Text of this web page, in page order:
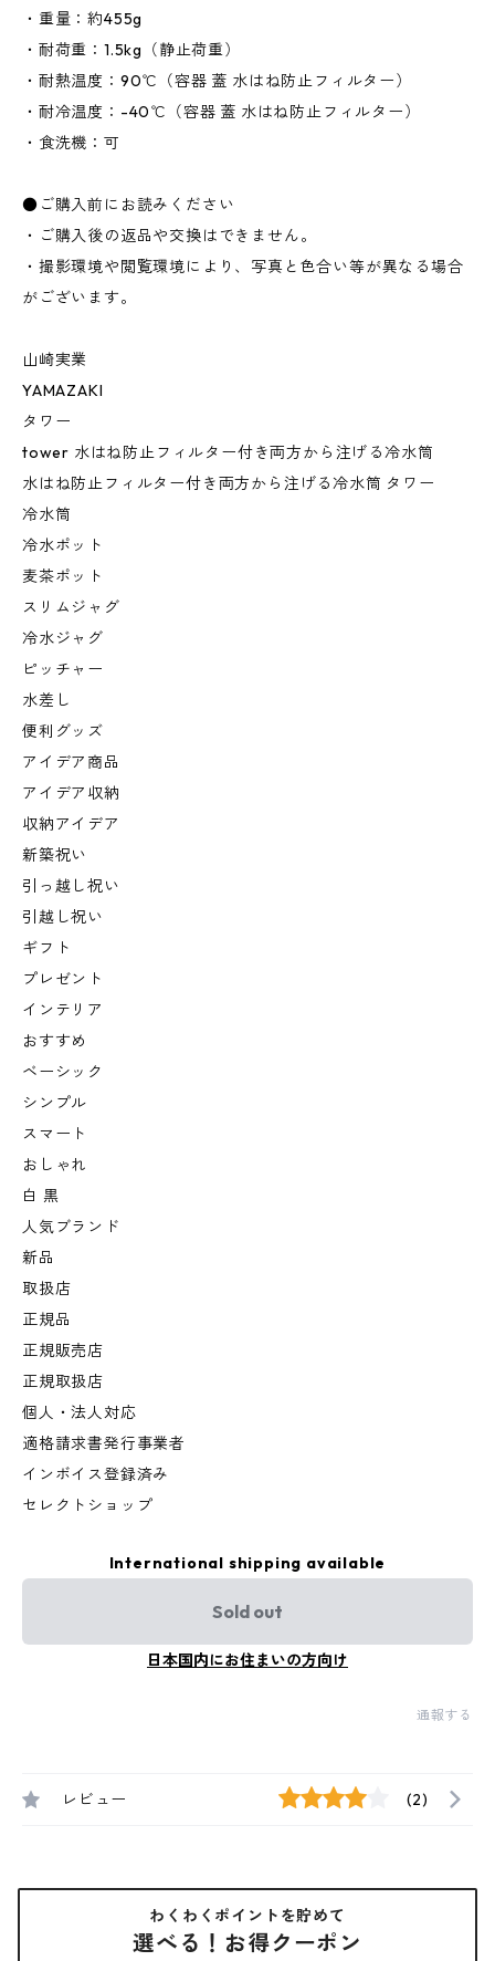
・重量：約455g
・耐荷重：1.5kg（静止荷重）
・耐熱温度：90℃（容器 蓋 水はね防止フィルター）
・耐冷温度：-40℃（容器 蓋 水はね防止フィルター）
・食洗機：可
●ご購入前にお読みください
・ご購入後の返品や交換はできません。
・撮影環境や閲覧環境により、写真と色合い等が異なる場合
がございます。
山崎実業
YAMAZAKI
タワー
tower 水はね防止フィルター付き両方から注げる冷水筒
水はね防止フィルター付き両方から注げる冷水筒 タワー
冷水筒
冷水ポット
麦茶ポット
スリムジャグ
冷水ジャグ
ピッチャー
水差し
便利グッズ
アイデア商品
アイデア収納
収納アイデア
新築祝い
引っ越し祝い
引越し祝い
ギフト
プレゼント
インテリア
おすすめ
ベーシック
シンプル
スマート
おしゃれ
白 黒
人気ブランド
新品
取扱店
正規品
正規販売店
正規取扱店
個人・法人対応
適格請求書発行事業者
インボイス登録済み
セレクトショップ
International shipping available
Sold out
日本国内にお住まいの方向け
通報する
レビュー (2)
わくわくポイントを貯めて
選べる！お得クーポン